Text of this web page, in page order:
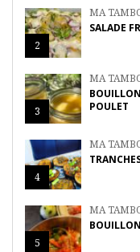
2
MA
SALADE
3
MA
POULET
4
MA
5
MA